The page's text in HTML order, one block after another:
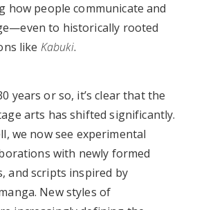
how people communicate and
to historically rooted
like Kabuki.
years or so, it’s clear that the
arts has shifted significantly.
we now see experimental
with newly formed
and scripts inspired by
New styles of